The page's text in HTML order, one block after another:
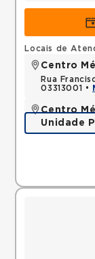
Locais de
Centro
Rua
03313001 •
Centro
Unidade
Rua das